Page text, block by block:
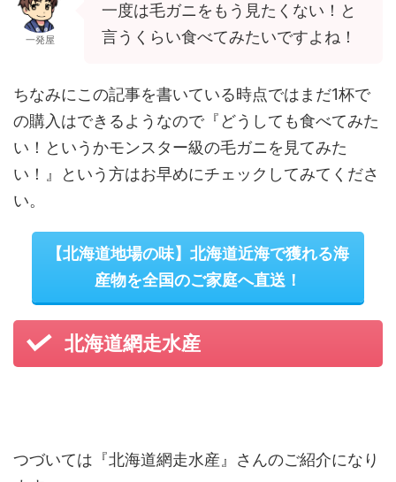
一発屋
一度は毛ガニをもう見たくない！と
言うくらい食べてみたいですよね！
ちなみにこの記事を書いている時点ではまだ1杯で
の購入はできるようなので『どうしても食べてみた
い！というかモンスター級の毛ガニを見てみた
い！』という方はお早めにチェックしてみてくださ
い。
【北海道地場の味】北海道近海で獲れる海
産物を全国のご家庭へ直送！
北海道網走水産
つづいては『北海道網走水産』さんのご紹介になり